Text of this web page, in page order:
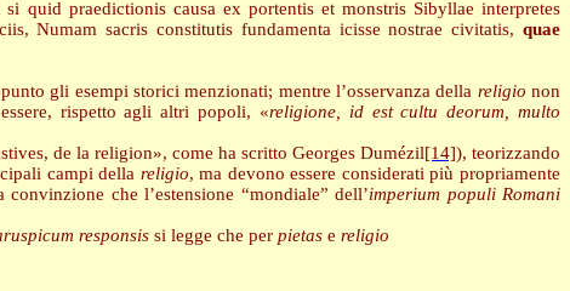
quid praedictionis causa ex portentis et monstris Sibyllae interpretes
Numam sacris constitutis fundamenta icisse nostrae civitatis, quae
gli esempi storici menzionati; mentre l’osservanza della religio non
rispetto agli altri popoli, «religione, id est cultu deorum, multo
de la religion», come ha scritto Georges Dumézil[14]), teorizzando
campi della religio, ma devono essere considerati più propriamente
convinzione che l’estensione “mondiale” dell’imperium populi Romani
responsis si legge che per pietas e religio